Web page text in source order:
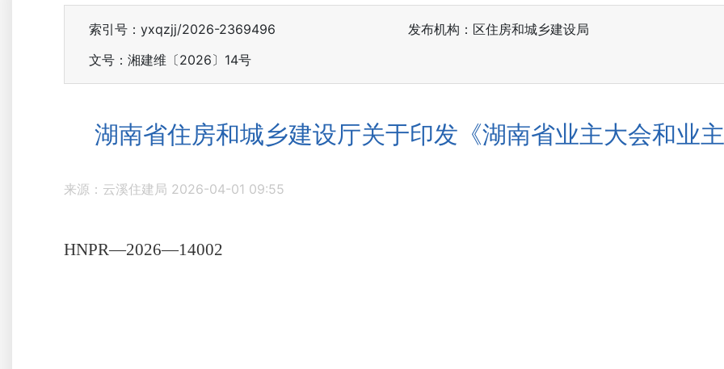
索引号：yxqzjj/2026-2369496
发布机构：区住房和城乡建设局
文号：湘建维〔2026〕14号
湖南省住房和城乡建设厅关于印发《湖南省业主大会和业
来源：云溪住建局 2026-04-01 09:55
HNPR—2026—14002